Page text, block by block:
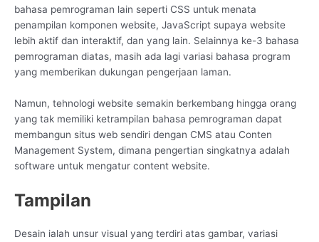
bahasa pemrograman lain seperti CSS untuk menata
penampilan komponen website, JavaScript supaya website
lebih aktif dan interaktif, dan yang lain. Selainnya ke-3 bahasa
pemrograman diatas, masih ada lagi variasi bahasa program
yang memberikan dukungan pengerjaan laman.
Namun, tehnologi website semakin berkembang hingga orang
yang tak memiliki ketrampilan bahasa pemrograman dapat
membangun situs web sendiri dengan CMS atau Conten
Management System, dimana pengertian singkatnya adalah
software untuk mengatur content website.
Tampilan
Desain ialah unsur visual yang terdiri atas gambar, variasi